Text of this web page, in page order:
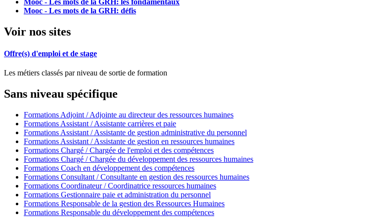
Mooc - Les mots de la GRH: défis
Voir nos sites
Offre(s) d'emploi et de stage
Les métiers classés par niveau de sortie de formation
Sans niveau spécifique
Formations Adjoint / Adjointe au directeur des ressources humaines
Formations Assistant / Assistante carrières et paie
Formations Assistant / Assistante de gestion administrative du personnel
Formations Assistant / Assistante de gestion en ressources humaines
Formations Chargé / Chargée de l'emploi et des compétences
Formations Chargé / Chargée du développement des ressources humaines
Formations Coach en développement des compétences
Formations Consultant / Consultante en gestion des ressources humaines
Formations Coordinateur / Coordinatrice ressources humaines
Formations Gestionnaire paie et administration du personnel
Formations Responsable de la gestion des Ressources Humaines
Formations Responsable du développement des compétences